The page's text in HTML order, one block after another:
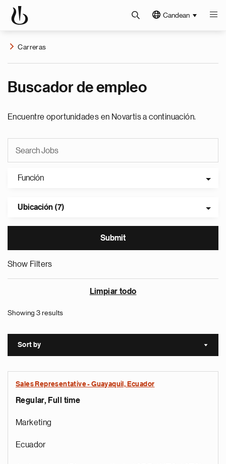
Candean
Carreras
Buscador de empleo
Encuentre oportunidades en Novartis a continuación.
Función
Ubicación (7)
Show Filters
Limpiar todo
Showing 3 results
Sort by Sort
Sales Representative - Guayaquil, Ecuador
Regular, Full time
Marketing
Ecuador